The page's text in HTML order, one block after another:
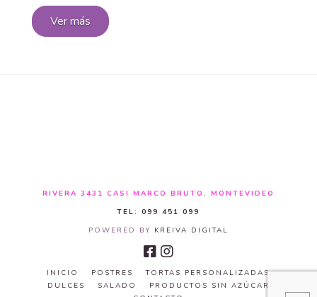
Ver más
RIVERA 3431 CASI MARCO BRUTO, MONTEVIDEO
TEL: 099 451 099
POWERED BY KREIVA DIGITAL
INICIO POSTRES
TORTAS PERSONALIZADAS
DULCES
SALADO
PRODUCTOS SIN AZÚCAR